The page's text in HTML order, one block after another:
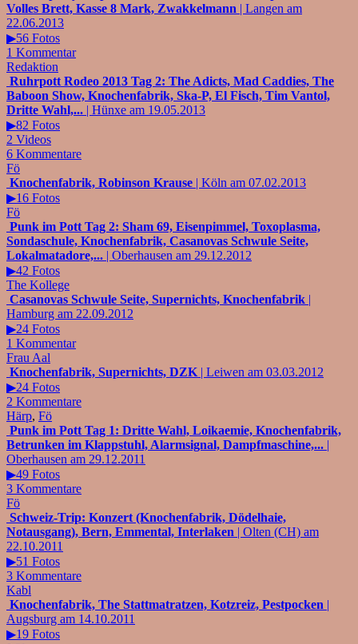
Volles Brett, Kasse 8 Mark, Zwakkelmann | Langen am
22.06.2013
▶56 Fotos
1 Kommentar
Redaktion
Ruhrpott Rodeo 2013 Tag 2: The Adicts, Mad Caddies, The
Baboon Show, Knochenfabrik, Ska-P, El Fisch, Tim Vantol,
Dritte Wahl,... | Hünxe am 19.05.2013
▶82 Fotos
2 Videos
6 Kommentare
Fö
Knochenfabrik, Robinson Krause | Köln am 07.02.2013
▶16 Fotos
Fö
Punk im Pott Tag 2: Sham 69, Eisenpimmel, Toxoplasma,
Sondaschule, Knochenfabrik, Casanovas Schwule Seite,
Lokalmatadore,... | Oberhausen am 29.12.2012
▶42 Fotos
The Kollege
Casanovas Schwule Seite, Supernichts, Knochenfabrik |
Hamburg am 22.09.2012
▶24 Fotos
1 Kommentar
Frau Aal
Knochenfabrik, Supernichts, DZK | Leiwen am 03.03.2012
▶24 Fotos
2 Kommentare
Härp, Fö
Punk im Pott Tag 1: Dritte Wahl, Loikaemie, Knochenfabrik,
Betrunken im Klappstuhl, Alarmsignal, Dampfmaschine,... |
Oberhausen am 29.12.2011
▶49 Fotos
3 Kommentare
Fö
Schweiz-Trip: Konzert (Knochenfabrik, Dödelhaie,
Notausgang), Bern, Emmental, Interlaken | Olten (CH) am
22.10.2011
▶51 Fotos
3 Kommentare
Kabl
Knochenfabrik, The Stattmatratzen, Kotzreiz, Pestpocken |
Augsburg am 14.10.2011
▶19 Fotos